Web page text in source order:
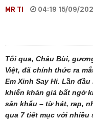
MR TI 04:19 15/09/
Tối qua, Châu Bùi,
Việt, đã chính thức ra
Em Xinh Say Hi. Lần
khiến khán giả bất ngờ
sân khấu – từ hát, rap,
qua 7 tiết mục với nhiều